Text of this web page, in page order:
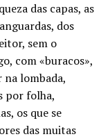
das capas, as
dos
sem o
com «buracos»,
na lombada,
por folha,
os que se
das muitas